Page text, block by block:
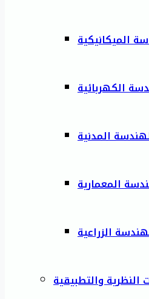
الميكانيكية
الكهربائية
المدنية
المعمارية
الزراعية
النظرية والتطبيقية